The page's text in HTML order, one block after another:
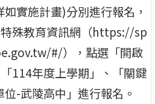
實施計畫)分別進行報名，
殊教育資訊網（https://sp
#/），點選「開啟
114年度上學期」、「關鍵
位-武陵高中」進行報名。